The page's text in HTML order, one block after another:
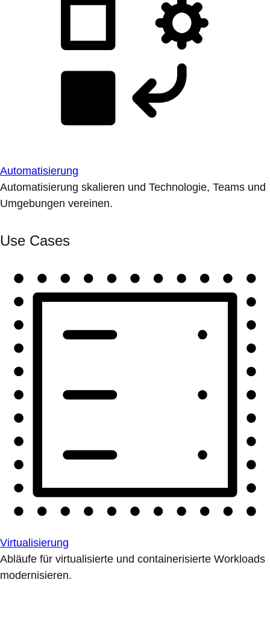
Automatisierung
Automatisierung skalieren und Technologie, Teams und
Umgebungen vereinen.
Use Cases
Virtualisierung
Abläufe für virtualisierte und containerisierte Workloads
modernisieren.